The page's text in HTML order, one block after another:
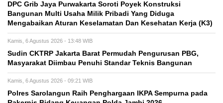
DPC Grib Jaya Purwakarta Soroti Poyek Konstruksi
Bangunan Multi Usaha Milik Pribadi Yang Diduga
Mengabaikan Aturan Keselamatan Dan Kesehatan Kerja (K3)
Kamis, 6 Agustus 2026 - 13:48 WIB
Sudin CKTRP Jakarta Barat Permudah Pengurusan PBG,
Masyarakat Diimbau Penuhi Standar Teknis Bangunan
Kamis, 6 Agustus 2026 - 09:21 WIB
Polres Sarolangun Raih Penghargaan IKPA Sempurna pada